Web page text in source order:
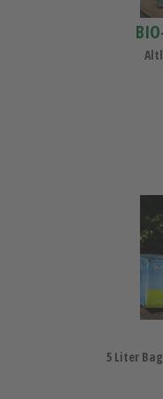
Apfelsaft
5 Liter